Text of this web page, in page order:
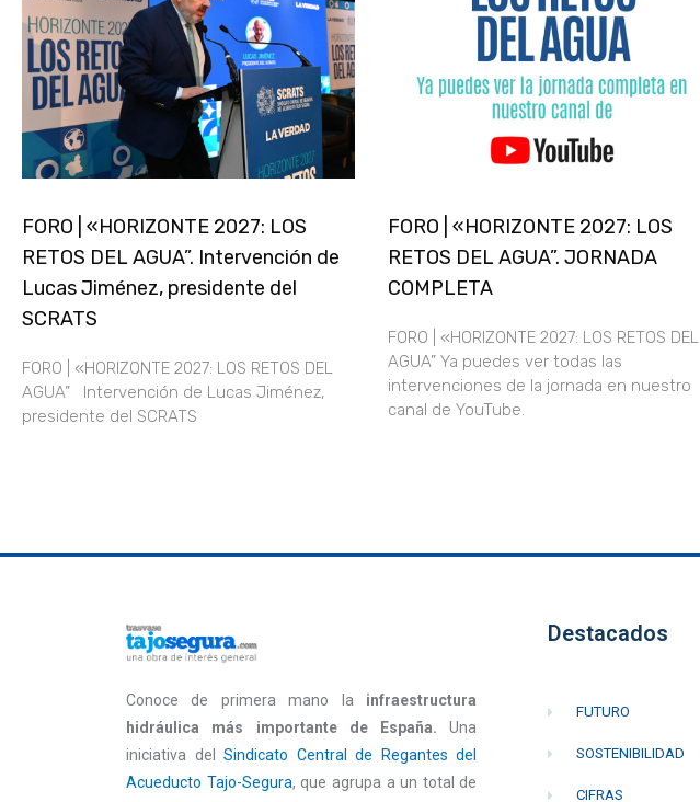
FORO | «HORIZONTE 2027: LOS
RETOS DEL AGUA”. Intervención de
Lucas Jiménez, presidente del
SCRATS
FORO | «HORIZONTE 2027: LOS RETOS DEL
AGUA” Intervención de Lucas Jiménez,
presidente del SCRATS
FORO | «HORIZONTE 2027: LOS
RETOS DEL AGUA”. JORNADA
COMPLETA
FORO | «HORIZONTE 2027: LOS RETOS DEL
AGUA” Ya puedes ver todas las
intervenciones de la jornada en nuestro
canal de YouTube.
Conoce de primera mano la infraestructura
hidráulica más importante de España.Una
iniciativa delSindicato Central de Regantes del
Acueducto Tajo-Segura, que agrupa a un total de
Destacados
FUTURO
SOSTENIBILIDAD
CIFRAS